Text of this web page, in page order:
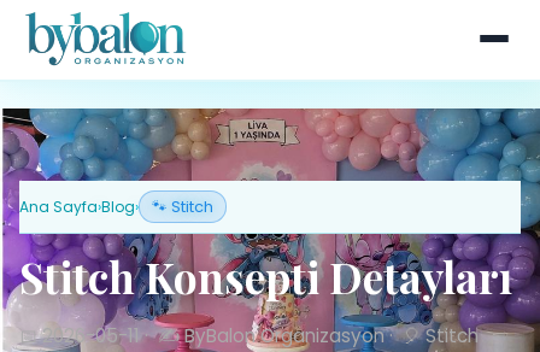
Ana Sayfa›Blog› 🐾 Stitch
Stitch Konsepti Detayları
📅 2026-05-11 ·✍️ ByBalon Organizasyon·🎈 Stitch